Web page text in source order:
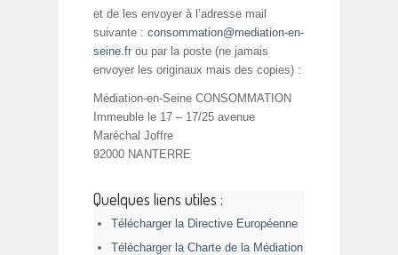
et de les envoyer à l’adresse mail
suivante : consommation@mediation-en-
seine.fr ou par la poste (ne jamais
envoyer les originaux mais des copies) :
Médiation-en-Seine CONSOMMATION
Immeuble le 17 – 17/25 avenue
Maréchal Joffre
92000 NANTERRE
Quelques liens utiles :
Télécharger la Directive Européenne
Télécharger la Charte de la Médiation